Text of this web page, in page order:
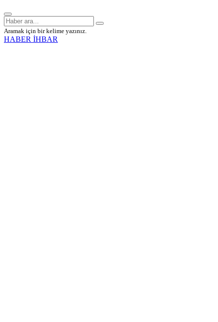
Aramak için bir kelime yazınız.
HABER İHBAR